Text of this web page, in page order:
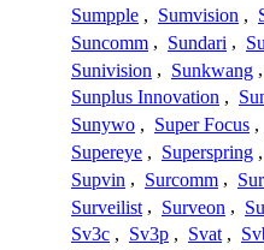
Sumpple , Sumvision ,
Suncomm , Sundari ,
Sunivision , Sunkwang ,
Sunplus Innovation ,
Sunywo , Super Focus ,
Supereye , Superspring ,
Supvin , Surcomm ,
Surveilist , Surveon ,
Sv3c , Sv3p , Svat ,